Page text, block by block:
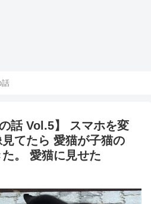
話
話 Vol.5】 スマホを変
てたら 愛猫が子猫の
。 愛猫に見せた